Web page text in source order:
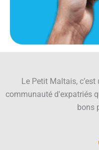
Le Petit Maltais,
communauté d'expatriés
bons